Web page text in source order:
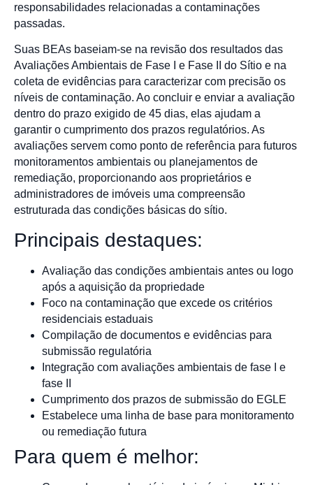
responsabilidades relacionadas a contaminações
passadas.
Suas BEAs baseiam-se na revisão dos resultados das
Avaliações Ambientais de Fase I e Fase II do Sítio e na
coleta de evidências para caracterizar com precisão os
níveis de contaminação. Ao concluir e enviar a avaliação
dentro do prazo exigido de 45 dias, elas ajudam a
garantir o cumprimento dos prazos regulatórios. As
avaliações servem como ponto de referência para futuros
monitoramentos ambientais ou planejamentos de
remediação, proporcionando aos proprietários e
administradores de imóveis uma compreensão
estruturada das condições básicas do sítio.
Principais destaques:
Avaliação das condições ambientais antes ou logo
após a aquisição da propriedade
Foco na contaminação que excede os critérios
residenciais estaduais
Compilação de documentos e evidências para
submissão regulatória
Integração com avaliações ambientais de fase I e
fase II
Cumprimento dos prazos de submissão do EGLE
Estabelece uma linha de base para monitoramento
ou remediação futura
Para quem é melhor: